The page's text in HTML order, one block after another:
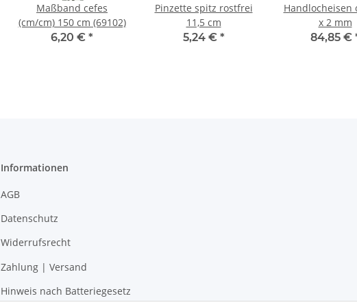
Maßband cefes
(cm/cm) 150 cm (69102)
6,20 € *
Pinzette spitz rostfrei
11,5 cm
5,24 € *
Handlocheisen
x 2 mm
84,85 €
Informationen
AGB
Datenschutz
Widerrufsrecht
Zahlung | Versand
Hinweis nach Batteriegesetz